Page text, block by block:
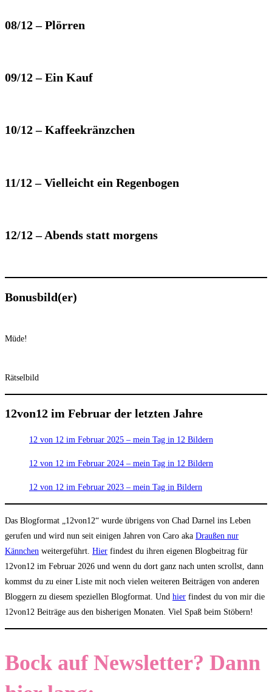
08/12 – Plörren
09/12 – Ein Kauf
10/12 – Kaffeekränzchen
11/12 – Vielleicht ein Regenbogen
12/12 – Abends statt morgens
Bonusbild(er)
Müde!
Rätselbild
12von12 im Februar der letzten Jahre
12 von 12 im Februar 2025 – mein Tag in 12 Bildern
12 von 12 im Februar 2024 – mein Tag in 12 Bildern
12 von 12 im Februar 2023 – mein Tag in Bildern
Das Blogformat „12von12“ wurde übrigens von Chad Darnel ins Leben
gerufen und wird nun seit einigen Jahren von Caro aka Draußen nur
Kännchen weitergeführt. Hier findest du ihren eigenen Blogbeitrag für
12von12 im Februar 2026 und wenn du dort ganz nach unten scrollst, dann
kommst du zu einer Liste mit noch vielen weiteren Beiträgen von anderen
Bloggern zu diesem speziellen Blogformat. Und hier findest du von mir die
12von12 Beiträge aus den bisherigen Monaten. Viel Spaß beim Stöbern!
Bock auf Newsletter? Dann